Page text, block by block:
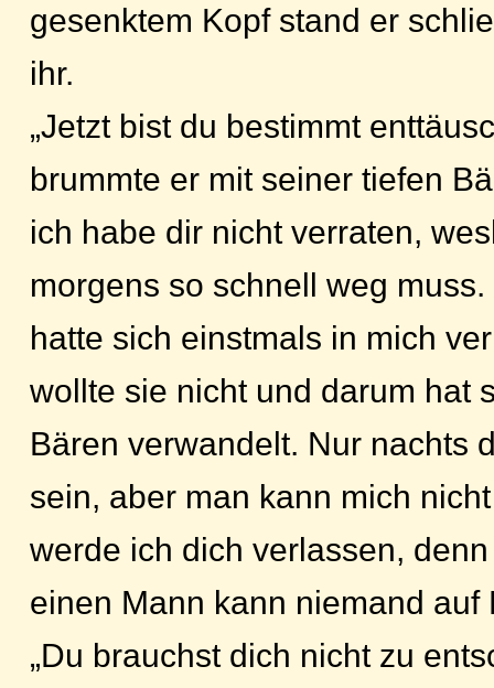
gesenktem Kopf stand er
ihr.
„Jetzt bist du bestimmt
brummte er mit seiner tiefen
ich habe dir nicht verraten,
morgens so schnell weg
hatte sich einstmals in mich
wollte sie nicht und darum hat
Bären verwandelt. Nur nachts
sein, aber man kann mich
werde ich dich verlassen,
einen Mann kann niemand auf
„Du brauchst dich nicht zu